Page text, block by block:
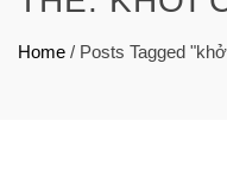
Home / Posts Tagged